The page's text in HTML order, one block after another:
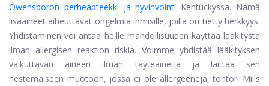
Owensboron perheapteekki ja hyvinvointi Kentuckyssa. Nämä
lisäaineet aiheuttavat ongelmia ihmisille, joilla on tietty herkkyys.
Yhdistäminen voi antaa heille mahdollisuuden käyttää lääkitystä
ilman allergisen reaktion riskiä. Voimme yhdistää lääkityksen
vaikuttavan aineen ilman täyteaineita ja laittaa sen
nestemäiseen muotoon, jossa ei ole allergeeneja, tohtori Mills